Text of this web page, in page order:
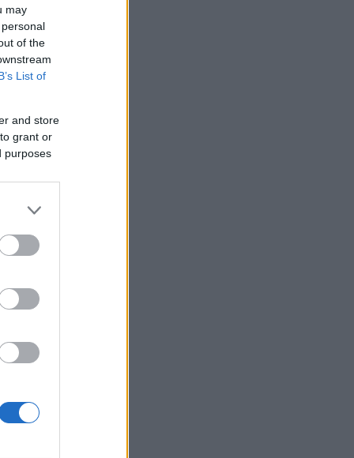
may
of the
List of
and store
grant or
purposes